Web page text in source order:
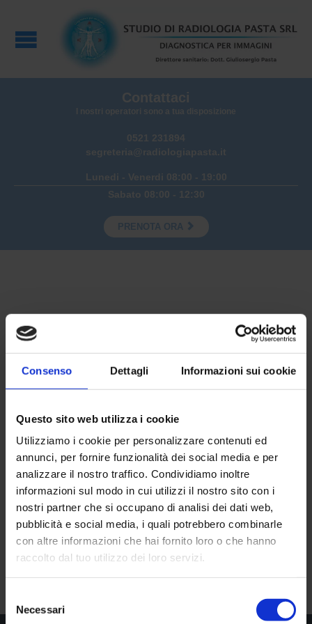
Consenso Dettagli Informazioni sui cookie
Questo sito web utilizza i cookie
Utilizziamo i cookie per personalizzare contenuti ed
annunci, per fornire funzionalità dei social media e per
analizzare il nostro traffico. Condividiamo inoltre
informazioni sul modo in cui utilizzi il nostro sito con i
nostri partner che si occupano di analisi dei dati web,
pubblicità e social media, i quali potrebbero combinarle
con altre informazioni che hai fornito loro o che hanno
raccolto dal tuo utilizzo dei loro servizi.
delNecessari
Contattaci
I nostri operatori sono a tua disposizione
0521 231894
segreteria@radiologiapasta.it
Lunedi - Venerdi 08:00 - 19:00
Sabato 08:00 - 12:30
PRENOTA ORA 
Morrone